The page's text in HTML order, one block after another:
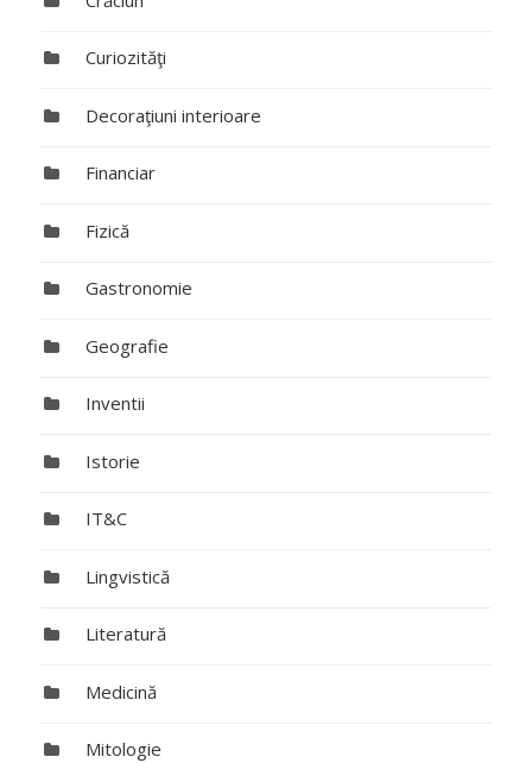
Curiozităţi
Decoraţiuni interioare
Financiar
Fizică
Gastronomie
Geografie
Inventii
Istorie
IT&C
Lingvistică
Literatură
Medicină
Mitologie